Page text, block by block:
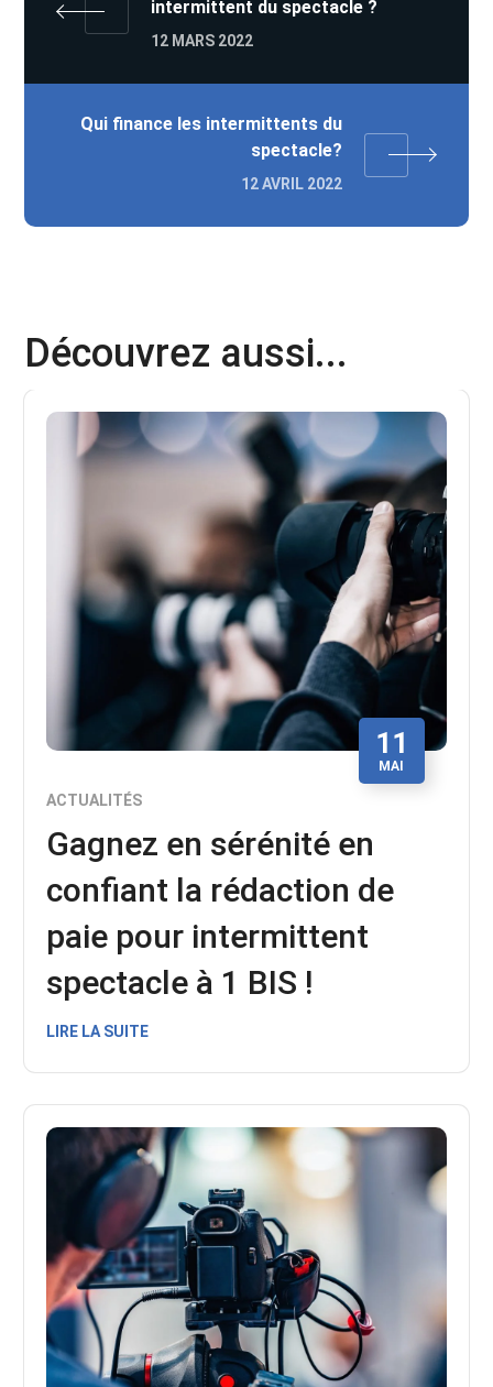
intermittent du spectacle ?
12 MARS 2022
Qui finance les intermittents du
spectacle?
12 AVRIL 2022
Découvrez aussi...
11
MAI
ACTUALITÉS
Gagnez en sérénité en
confiant la rédaction de
paie pour intermittent
spectacle à 1 BIS !
LIRE LA SUITE